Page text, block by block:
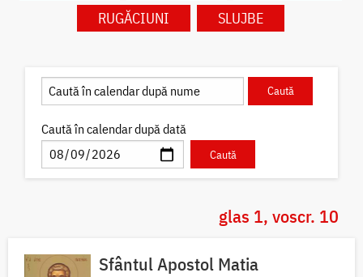
RUGĂCIUNI
SLUJBE
Caută în calendar după dată
glas 1, voscr. 10
Sfântul Apostol Matia